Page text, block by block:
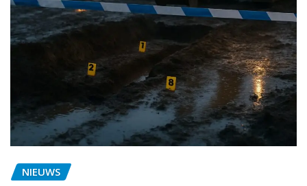
NIEUWS